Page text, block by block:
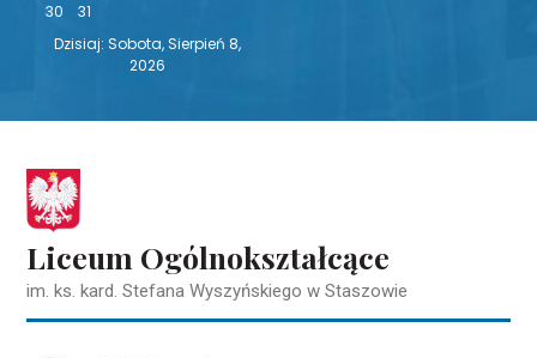
30
31
Dzisiaj: Sobota, Sierpień 8,
2026
Liceum Ogólnokształcące
im. ks. kard. Stefana Wyszyńskiego w Staszowie